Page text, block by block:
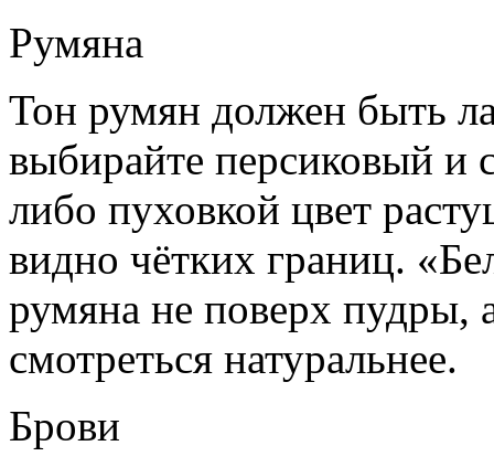
Румяна
Тон румян должен быть
выбирайте персиковый и
либо пуховкой цвет
видно чётких границ.
румяна не поверх пудры,
смотреться натуральнее.
Брови